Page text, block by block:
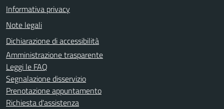
Informativa privacy
Note legali
Dichiarazione di accessibilità
Amministrazione trasparente
Leggi le FAQ
Segnalazione disservizio
Prenotazione appuntamento
Richiesta d'assistenza